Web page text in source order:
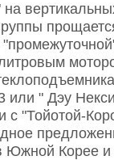
на
или " Дэу
с "Тойотой-
Южной Корее и